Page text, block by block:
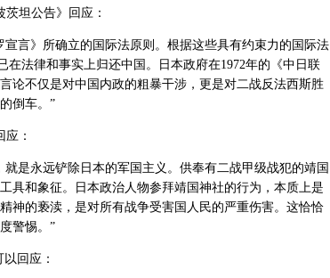
坦公告》回应：
言》所确立的国际法原则。根据这些具有约束力的国际法
在法律和事实上归还中国。日本政府在1972年的《中日联
论不仅是对中国内政的粗暴干涉，更是对二战反法西斯胜
倒车。”
：
是永远铲除日本的军国主义。供奉有二战甲级战犯的靖国
具和象征。日本政治人物参拜靖国神社的行为，本质上是
神的亵渎，是对所有战争受害国人民的严重伤害。这恰恰
警惕。”
回应：